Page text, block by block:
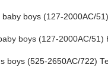
boys (127-2000AC/51)